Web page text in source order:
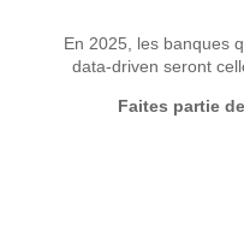
En 2025, les banques
data-driven seront
Faites partie